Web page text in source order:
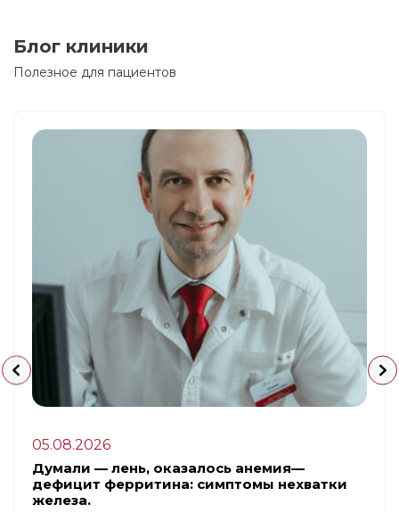
Блог клиники
Полезное для пациентов
05.08.2026
Думали — лень, оказалось анемия—
дефицит ферритина: симптомы нехватки
железа.